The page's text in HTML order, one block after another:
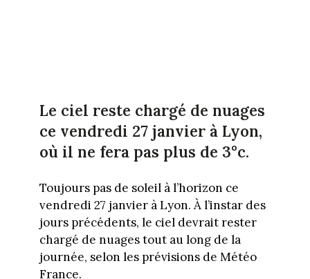
Le ciel reste chargé de nuages
ce vendredi 27 janvier à Lyon,
où il ne fera pas plus de 3°c.
Toujours pas de soleil à l’horizon ce
vendredi 27 janvier à Lyon. À l’instar des
jours précédents, le ciel devrait rester
chargé de nuages tout au long de la
journée, selon les prévisions de Météo
France.